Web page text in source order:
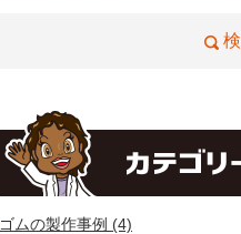
ゴムの製作事例 (4)